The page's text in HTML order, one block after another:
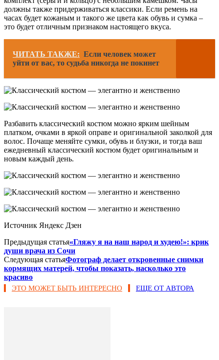
должны также придерживаться классики. Если ремень на
часах будет кожаным и такого же цвета как обувь и сумка –
это будет отличным признаком настоящего вкуса.
ЧИТАТЬ ТАКЖЕ: Если человек может
уйти от вас, то судьба никогда не покинет
Разбавить классический костюм можно ярким шейным
платком, очками в яркой оправе и оригинальной заколкой для
волос. Почаще меняйте сумки, обувь и блузки, и тогда ваш
ежедневный классический костюм будет оригинальным и
новым каждый день.
Источник Яндекс Дзен
Предыдущая статья«Гляжу я на наш народ и худею!»: крик
души врача из Сочи
Следующая статьяФотограф делает откровенные снимки
кормящих матерей, чтобы показать, насколько это
красиво
ЭТО МОЖЕТ БЫТЬ ИНТЕРЕСНО ЕЩЕ ОТ АВТОРА